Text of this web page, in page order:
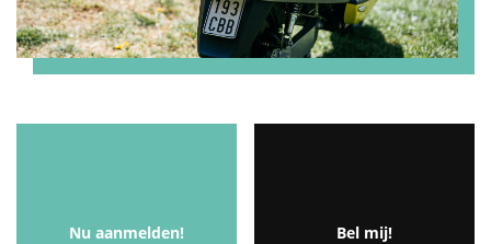
Nu aanmelden! Bel mij!